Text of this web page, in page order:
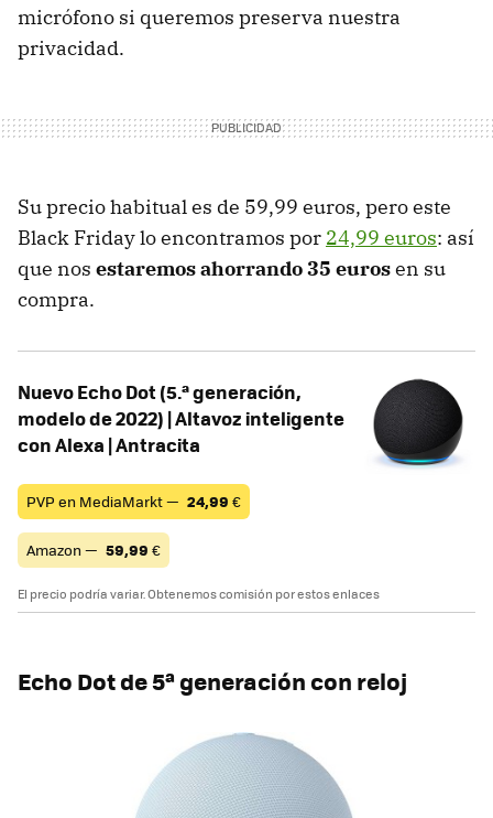
micrófono si queremos preserva nuestra
privacidad.
Su precio habitual es de 59,99 euros, pero este
Black Friday lo encontramos por 24,99 euros: así
que nos estaremos ahorrando 35 eurosen su
compra.
Nuevo Echo Dot (5.ª generación,
modelo de 2022) | Altavoz inteligente
con Alexa | Antracita
PVP en MediaMarkt — 24,99 €
Amazon — 59,99 €
El precio podría variar. Obtenemos comisión por estos enlaces
Echo Dot de 5ª generación con reloj